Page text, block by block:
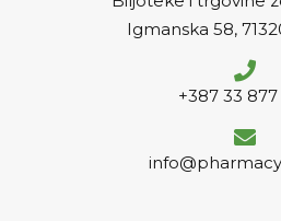
Igmanska 58,
+387 33 877